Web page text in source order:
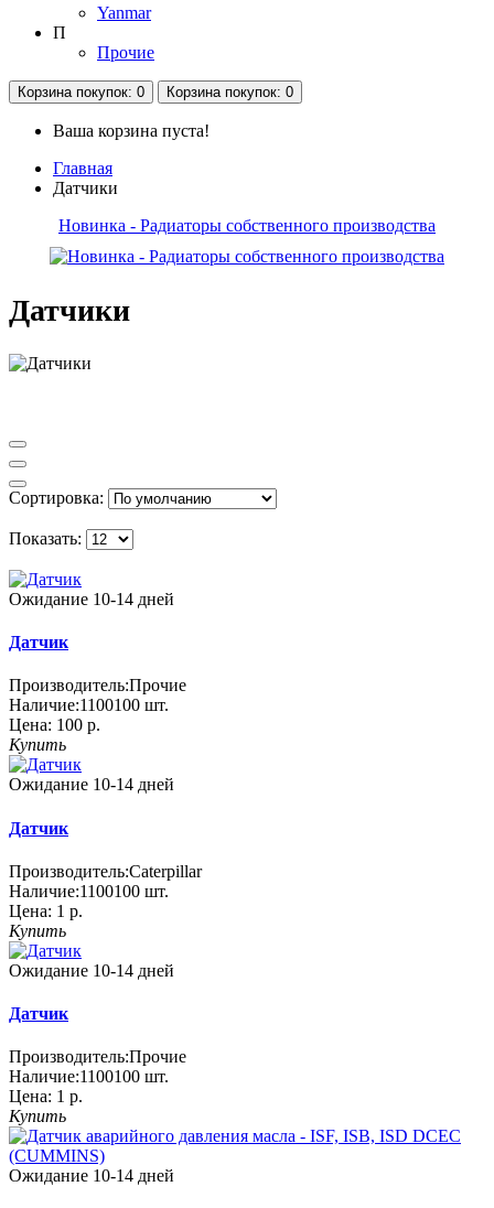
Yanmar
П
Прочие
Корзинапокупок: 0 Корзинапокупок: 0
Ваша корзина пуста!
Главная
Датчики
Новинка - Радиаторы собственного производства
Датчики
Сортировка:
Показать:
Ожидание 10-14 дней
Датчик
Производитель:Прочие
Наличие:1100100 шт.
Цена: 100 р.
Купить
Ожидание 10-14 дней
Датчик
Производитель:Caterpillar
Наличие:1100100 шт.
Цена: 1 р.
Купить
Ожидание 10-14 дней
Датчик
Производитель:Прочие
Наличие:1100100 шт.
Цена: 1 р.
Купить
Ожидание 10-14 дней